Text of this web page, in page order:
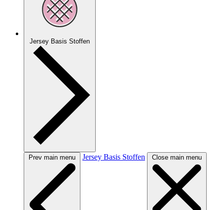
Jersey Basis Stoffen
Prev main menu Jersey Basis Stoffen Close main menu